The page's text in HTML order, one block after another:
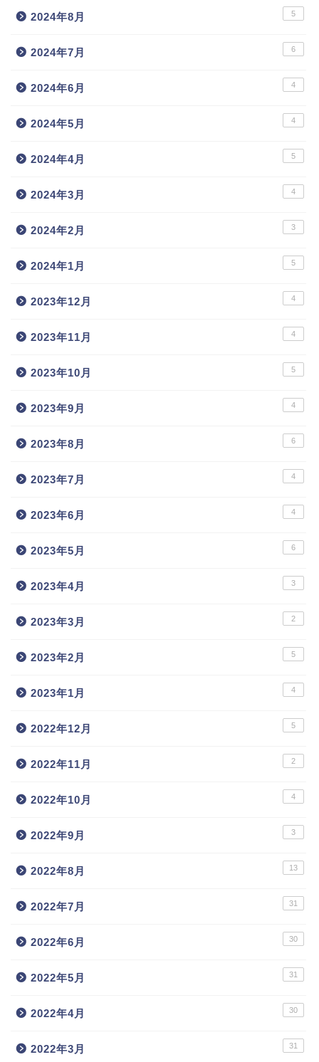
2024年8月 5
2024年7月 6
2024年6月 4
2024年5月 4
2024年4月 5
2024年3月 4
2024年2月 3
2024年1月 5
2023年12月 4
2023年11月 4
2023年10月 5
2023年9月 4
2023年8月 6
2023年7月 4
2023年6月 4
2023年5月 6
2023年4月 3
2023年3月 2
2023年2月 5
2023年1月 4
2022年12月 5
2022年11月 2
2022年10月 4
2022年9月 3
2022年8月 13
2022年7月 31
2022年6月 30
2022年5月 31
2022年4月 30
2022年3月 31